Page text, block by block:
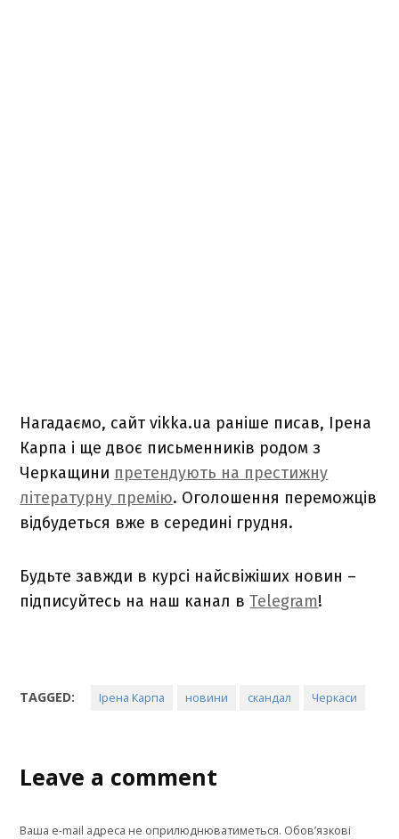
Нагадаємо, сайт vikka.ua раніше писав, Ірена
Карпа і ще двоє письменників родом з
Черкащини претендують на престижну
літературну премію. Оголошення переможців
відбудеться вже в середині грудня.
Будьте завжди в курсі найсвіжіших новин –
підписуйтесь на наш канал вTelegram!
TAGGED: Ірена Карпа новини скандал Черкаси
Leave a comment
Ваша e-mail адреса не оприлюднюватиметься. Обов’язкові